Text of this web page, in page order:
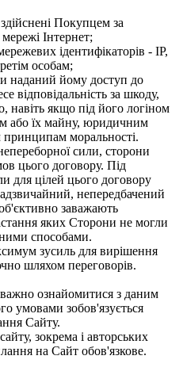
Покупцем за
Інтернет;
ідентифікаторів - IP,
особам;
наданий йому доступ до
відповідальність за шкоду,
навіть якщо під його логіном
або їх майну, юридичним
моральності.
сили, сторони
цього договору. Під
для цілей цього договору
непередбачений
заважають
яких Сторони не могли
способами.
зусиль для вирішення
шляхом переговорів.
ознайомитися з даним
умовами зобов'язується
Сайту.
зокрема і авторських
на Сайт обов'язкове.